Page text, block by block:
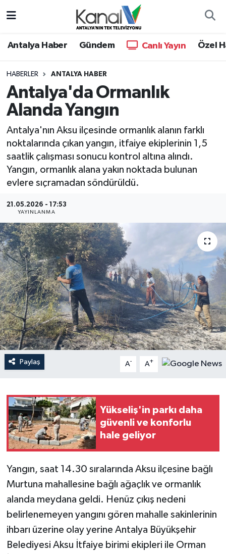
Antalya Haber Gündem Canlı Yayın Özel
HABERLER ANTALYA HABER
Antalya'da Ormanlık
Alanda Yangın
Antalya'nın Aksu ilçesinde ormanlık alanın farklı
noktalarında çıkan yangın, itfaiye ekiplerinin 1,5
saatlik çalışması sonucu kontrol altına alındı.
Yangın, ormanlık alana yakın noktada bulunan
evlere sıçramadan söndürüldü.
21.05.2026 - 17:53
YAYINLANMA
Paylaş A- A+
Yükseliş'in parkı daha
güvenli ve konforlu
hale geliyor
Yangın, saat 14.30 sıralarında Aksu ilçesine bağlı
Murtuna mahallesine bağlı ağaçlık ve ormanlık
alanda meydana geldi. Henüz çıkış nedeni
belirlenemeyen yangını gören mahalle sakinlerinin
ihbarı üzerine olay yerine Antalya Büyükşehir
Belediyesi Aksu İtfaiye birimi ekipleri ile Orman
Antalya Haber
Dünya
Eğitim
Ekonomi
Gündem
Haberler
KANALV Spor
Kültür Sanat
Magazin
Öğle Bülteni
Siyaset
Sosyal medya
Spor
Teknoloji
Televizyon
Turizm
Hava Durumu
Trafik Durumu
Süper Lig Puan Durumu ve Fikstür
Tüm Manşetler
Son Dakika Haberleri